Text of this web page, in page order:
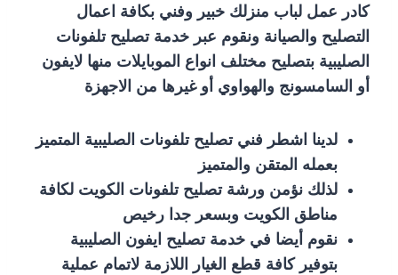
كادر عمل لباب منزلك خبير وفني بكافة اعمال
التصليح والصيانة ونقوم عبر خدمة تصليح تلفونات
الصليبية بتصليح مختلف انواع الموبايلات منها لايفون
أو السامسونج والهواوي أو غيرها من الاجهزة
لدينا اشطر فني تصليح تلفونات الصليبية المتميز
بعمله المتقن والمتميز
لذلك نؤمن ورشة تصليح تلفونات الكويت لكافة
مناطق الكويت وبسعر جدا رخيص
نقوم أيضا في خدمة تصليح ايفون الصليبية
بتوفير كافة قطع الغيار اللازمة لاتمام عملية